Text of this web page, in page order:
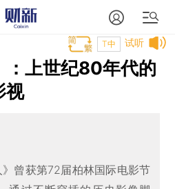
试听
T中
：上世纪80年代的
视
曾获第72届柏林国际电影节